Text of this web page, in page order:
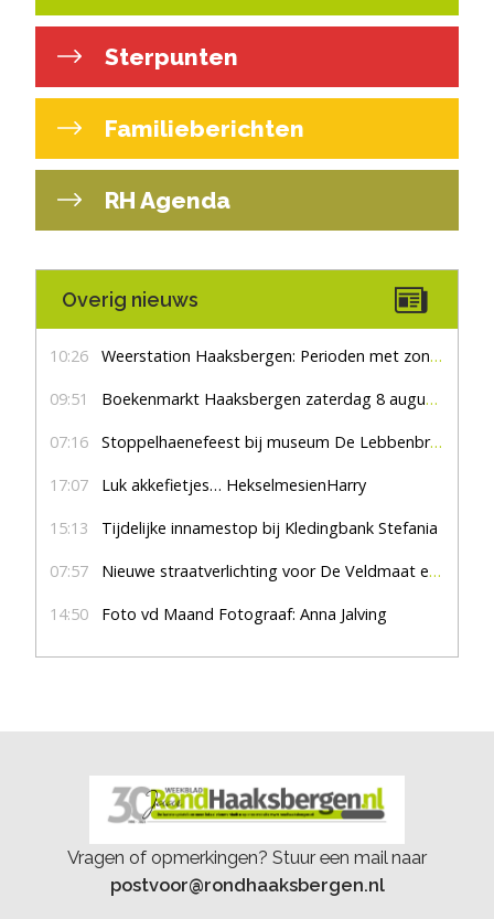
Sterpunten
Familieberichten
RH Agenda
Overig nieuws
10:26 Weerstation Haaksbergen: Perioden met zon en droog
09:51 Boekenmarkt Haaksbergen zaterdag 8 augustus, marktplein Haaksbergen
07:16 Stoppelhaenefeest bij museum De Lebbenbrugge
17:07 Luk akkefietjes… HekselmesienHarry
15:13 Tijdelijke innamestop bij Kledingbank Stefania
07:57 Nieuwe straatverlichting voor De Veldmaat en De Pas
14:50 Foto vd Maand Fotograaf: Anna Jalving
Vragen of opmerkingen? Stuur een mail naar
postvoor@rondhaaksbergen.nl